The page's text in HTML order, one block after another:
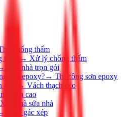
chống thấm
→ Xử lý chống thấm
Sơn nhà trọn gói
cần epoxy?→ Thi công sơn epoxy
→ Vách thạch cao
thạch cao
Xây nhà sửa nhà
Làm gác xép